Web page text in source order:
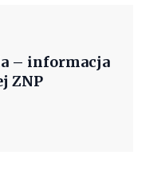
– informacja
ZNP